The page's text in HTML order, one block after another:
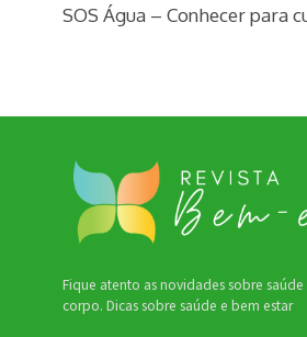
SOS Água – Conhecer para
Fique atento as novidades sobre
corpo. Dicas sobre saúde e bem estar